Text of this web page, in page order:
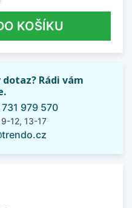
KOŠÍKU
Rádi vám
979 570
12, 13-17